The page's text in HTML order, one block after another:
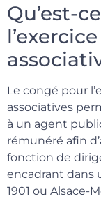
Qu’est-
Le congé pour
associatives
à un agent
rémunéré afin
fonction de
encadrant dans
1901 ou Alsace-